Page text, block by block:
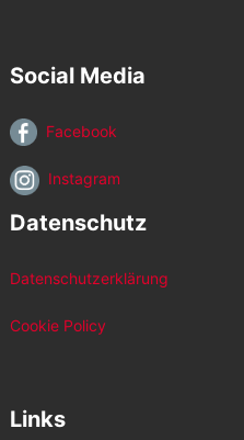
Social Media
Facebook
Instagram
Datenschutz
Datenschutzerklärung
Cookie Policy
Links